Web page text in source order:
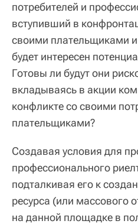
потребителей и
вступивший в
своими плательщиками
будет интересен
Готовы ли будут они
вкладываясь в акции
конфликте со своими
плательщиками?
Создавая условия для
профессионального
подталкивая его к
ресурса (или массового
на данной площадке в